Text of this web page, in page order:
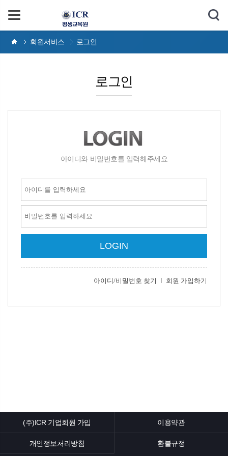
회원서비스 로그인
로그인
아이디와 비밀번호를 입력해주세요
(주)ICR 기업회원 가입 이용약관
개인정보처리방침 환불규정